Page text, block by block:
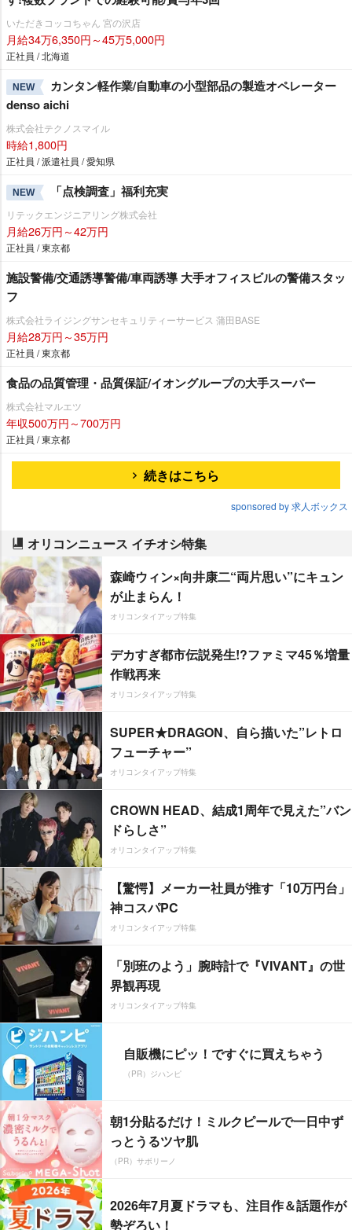
いただきコッコちゃん 宮の沢店
月給34万6,350円～45万5,000円
正社員 / 北海道
NEW
カンタン軽作業/自動車の小型部品の製造オペレーター
denso aichi
株式会社テクノスマイル
時給1,800円
正社員 / 派遣社員 / 愛知県
NEW 「点検調査」福利充実
リテックエンジニアリング株式会社
月給26万円～42万円
正社員 / 東京都
施設警備/交通誘導警備/車両誘導 大手オフィスビルの警備スタッ
フ
株式会社ライジングサンセキュリティーサービス 蒲田BASE
月給28万円～35万円
正社員 / 東京都
食品の品質管理・品質保証/イオングループの大手スーパー
株式会社マルエツ
年収500万円～700万円
正社員 / 東京都
続きはこちら
sponsored by 求人ボックス
オリコンニュース イチオシ特集
森崎ウィン×向井康二“両片思い”にキュン
が止まらん！
オリコンタイアップ特集
デカすぎ都市伝説発生!?ファミマ45％増量
作戦再来
オリコンタイアップ特集
SUPER★DRAGON、自ら描いた”レトロ
フューチャー”
オリコンタイアップ特集
CROWN HEAD、結成1周年で見えた”バン
ドらしさ”
オリコンタイアップ特集
【驚愕】メーカー社員が推す「10万円台」
神コスパPC
オリコンタイアップ特集
「別班のよう」腕時計で『VIVANT』の世
界観再現
オリコンタイアップ特集
自販機にピッ！ですぐに買えちゃう
（PR）ジハンピ
朝1分貼るだけ！ミルクピールで一日中ず
っとうるツヤ肌
（PR）サボリーノ
2026年7月夏ドラマも、注目作＆話題作が
勢ぞろい！